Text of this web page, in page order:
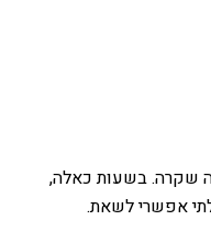
שקרה. בשעות כאלה,
אפשרי לשאת.